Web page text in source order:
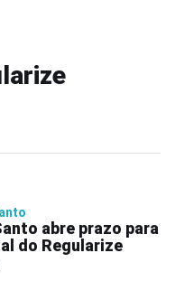
abre prazo para
do Regularize